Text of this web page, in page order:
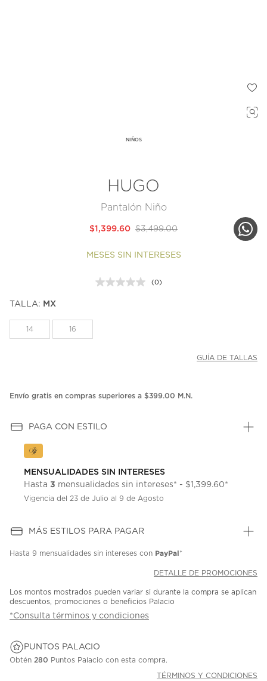
NIÑOS
HUGO
Pantalón Niño
$3,499.00
$1,399.60
MESES SIN INTERESES
Sin
(0)
TALLA: MX
14 16
GUÍA DE TALLAS
Envío gratis en compras superiores a $399.00 M.N.
PAGA CON ESTILO
MENSUALIDADES SIN INTERESES
Hasta 3 mensualidades sin intereses* - $1,399.60*
Vigencia del 23 de Julio al 9 de Agosto
MÁS ESTILOS PARA PAGAR
Hasta 9 mensualidades sin intereses con PayPal*
DETALLE DE PROMOCIONES
Los montos mostrados pueden variar si durante la compra se aplican
descuentos, promociones o beneficios Palacio
*Consulta términos y condiciones
PUNTOS PALACIO
Obtén 280 Puntos Palacio con esta compra.
TÉRMINOS Y CONDICIONES